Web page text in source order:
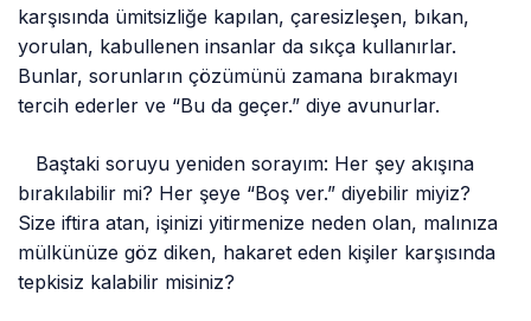
karşısında ümitsizliğe kapılan, çaresizleşen, bıkan,
yorulan, kabullenen insanlar da sıkça kullanırlar.
Bunlar, sorunların çözümünü zamana bırakmayı
tercih ederler ve “Bu da geçer.” diye avunurlar.
Baştaki soruyu yeniden sorayım: Her şey akışına
bırakılabilir mi? Her şeye “Boş ver.” diyebilir miyiz?
Size iftira atan, işinizi yitirmenize neden olan, malınıza
mülkünüze göz diken, hakaret eden kişiler karşısında
tepkisiz kalabilir misiniz?